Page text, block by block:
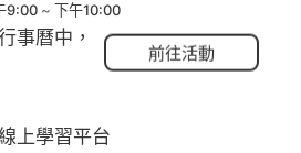
9:00 下午10:00
事曆中，
前往活動
上學習平台